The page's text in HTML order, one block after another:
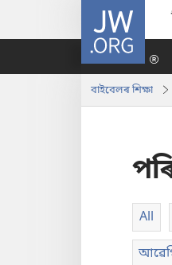
JW.ORG
বাইবেলৰ শিক্ষা
All